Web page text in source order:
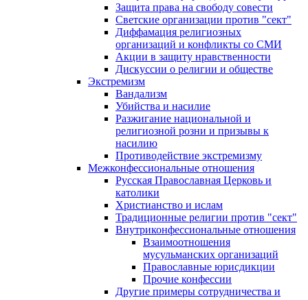
Защита права на свободу совести
Светские организации против "сект"
Диффамация религиозных
организаций и конфликты со СМИ
Акции в защиту нравственности
Дискуссии о религии и обществе
Экстремизм
Вандализм
Убийства и насилие
Разжигание национальной и
религиозной розни и призывы к
насилию
Противодействие экстремизму
Межконфессиональные отношения
Русская Православная Церковь и
католики
Христианство и ислам
Традиционные религии против "сект"
Внутриконфессиональные отношения
Взаимоотношения
мусульманских организаций
Православные юрисдикции
Прочие конфессии
Другие примеры сотрудничества и